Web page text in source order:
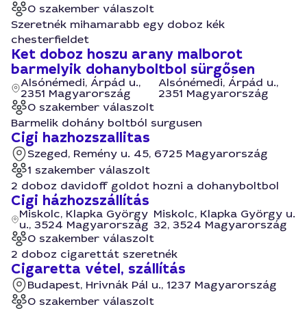
0 szakember válaszolt
Szeretnék mihamarabb egy doboz kék
chesterfieldet
Ket doboz hoszu arany malborot
barmelyik dohanyboltbol sürgősen
Alsónémedi, Árpád u.,
2351 Magyarország
Alsónémedi, Árpád u.,
2351 Magyarország
0 szakember válaszolt
Barmelik dohány boltból surgusen
Cigi hazhozszallitas
Szeged, Remény u. 45, 6725 Magyarország
1 szakember válaszolt
2 doboz davidoff goldot hozni a dohanyboltbol
Cigi házhozszállítás
Miskolc, Klapka György
u., 3524 Magyarország
Miskolc, Klapka György u.
32, 3524 Magyarország
0 szakember válaszolt
2 doboz cigarettát szeretnék
Cigaretta vétel, szállítás
Budapest, Hrivnák Pál u., 1237 Magyarország
0 szakember válaszolt